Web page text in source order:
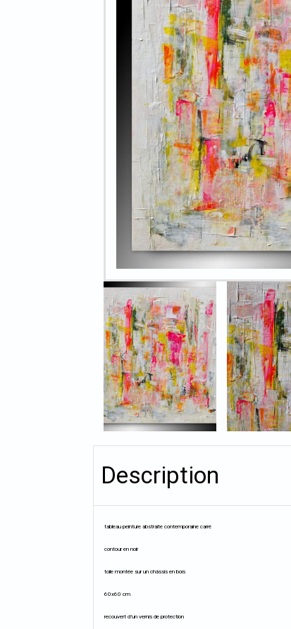
Description
tableau peinture abstraite contemporaine carré
contour en noir
toile montée sur un châssis en bois
60x60 cm
recouvert d’un vernis de protection